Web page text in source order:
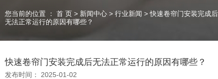
为客户量身定制独属于您的工业门 快速门
设计、制作、安装、售后一站式服务
您当前的位置 ： 首 页 > 新闻中心 > 行业新闻 >快速卷帘门安装完成后
无法正常运行的原因有哪些？
快速卷帘门安装完成后无法正常运行的原因有哪些？
发布时间： 2025-01-02